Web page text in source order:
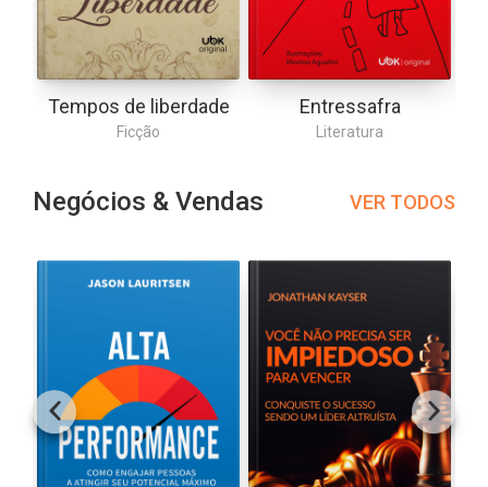
Tempos de liberdade
Ficção
Entressafra
Literatura
Negócios & Vendas VER TODOS